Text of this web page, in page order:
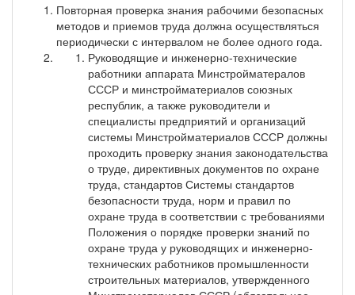
Повторная проверка знания рабочими безопасных
методов и приемов труда должна осуществляться
периодически с интервалом не более одного года.
Руководящие и инженерно-технические
работники аппарата Минстройматералов
СССР и минстройматериалов союзных
республик, а также руководители и
специалисты предприятий и организаций
системы Минстройматериалов СССР должны
проходить проверку знания законодательства
о труде, директивных документов по охране
труда, стандартов Системы стандартов
безопасности труда, норм и правил по
охране труда в соответствии с требованиями
Положения о порядке проверки знаний по
охране труда у руководящих и инженерно-
технических работников промышленности
строительных материалов, утвержденного